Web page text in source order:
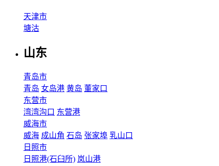
天津市
塘沽
山东
青岛市
青岛 女岛港 黄岛 董家口
东营市
湾湾沟口 东营港
威海市
威海 成山角 石岛 张家埠 乳山口
日照市
日照港(石臼所) 岚山港